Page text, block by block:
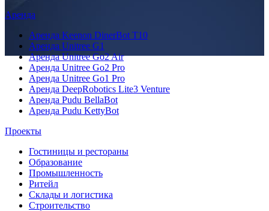
Аренда
Аренда Keenon DinerBot T10
Аренда Unitree G1
Аренда Unitree Go2 Air
Аренда Unitree Go2 Pro
Аренда Unitree Go1 Pro
Аренда DeepRobotics Lite3 Venture
Аренда Pudu BellaBot
Аренда Pudu KettyBot
Проекты
Гостиницы и рестораны
Образование
Промышленность
Ритейл
Склады и логистика
Строительство